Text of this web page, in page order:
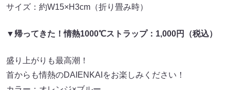
サイズ：約W15×H3cm（折り畳み時）
▼帰ってきた！情熱1000℃ストラップ：1,000円（税込）
盛り上がりも最高潮！
首からも情熱のDAIENKAIをお楽しみください！